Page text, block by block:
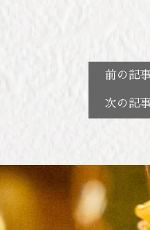
前の記
次の記